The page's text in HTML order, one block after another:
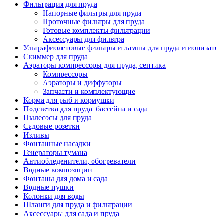
Фильтрация для пруда
Напорные фильтры для пруда
Проточные фильтры для пруда
Готовые комплекты фильтрации
Аксессуары для фильтра
Ультрафиолетовые фильтры и лампы для пруда и
Скиммер для пруда
Аэраторы компрессоры для пруда, септика
Компрессоры
Аэраторы и диффузоры
Запчасти и комплектующие
Корма для рыб и кормушки
Подсветка для пруда, бассейна и сада
Пылесосы для пруда
Садовые розетки
Изливы
Фонтанные насадки
Генераторы тумана
Антиобледенители, обогреватели
Водные композиции
Фонтаны для дома и сада
Водные пушки
Колонки для воды
Шланги для пруда и фильтрации
Аксессуары для сада и пруда